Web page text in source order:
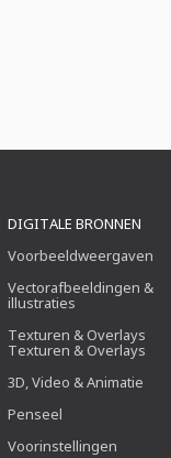
DIGITALE BRONNEN
Voorbeeldweergaven
Vectorafbeeldingen &
illustraties
Texturen & Overlays
Texturen & Overlays
3D, Video & Animatie
Penseel
Voorinstellingen